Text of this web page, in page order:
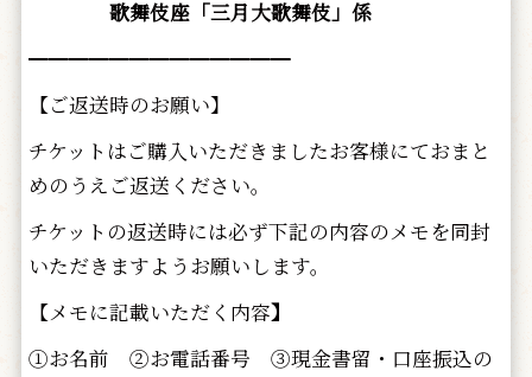
歌舞伎座「三月大歌舞伎」係
━━━━━━━━━━━━━
【ご返送時のお願い】
チケットはご購入いただきましたお客様にておまと
めのうえご返送ください。
チケットの返送時には必ず下記の内容のメモを同封
いただきますようお願いします。
【メモに記載いただく内容】
①お名前 ②お電話番号 ③現金書留・口座振込の